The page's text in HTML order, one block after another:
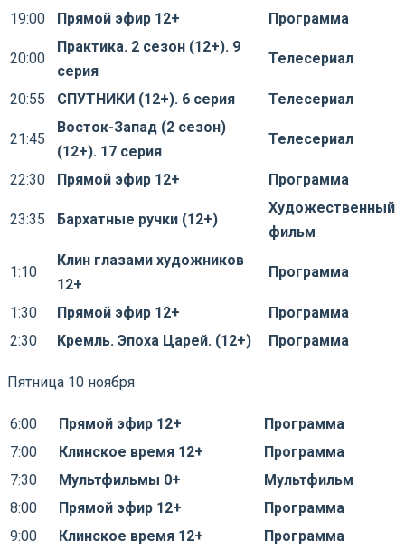
19:00 Прямой эфир 12+ Программа
20:00
Практика. 2 сезон (12+). 9
серия
Телесериал
20:55 СПУТНИКИ (12+). 6 серия Телесериал
21:45
Восток-Запад (2 сезон)
(12+). 17 серия
Телесериал
22:30 Прямой эфир 12+ Программа
23:35 Бархатные ручки (12+)
Художественный
фильм
1:10
Клин глазами художников
12+
Программа
1:30 Прямой эфир 12+
Программа
2:30
Кремль. Эпоха Царей. (12+) Программа
Пятница 10 ноября
6:00 Прямой эфир 12+
Программа
7:00
Клинское время 12+
Программа
7:30
Мультфильмы 0+
Мультфильм
8:00
Прямой эфир 12+
Программа
9:00
Клинское время 12+
Программа